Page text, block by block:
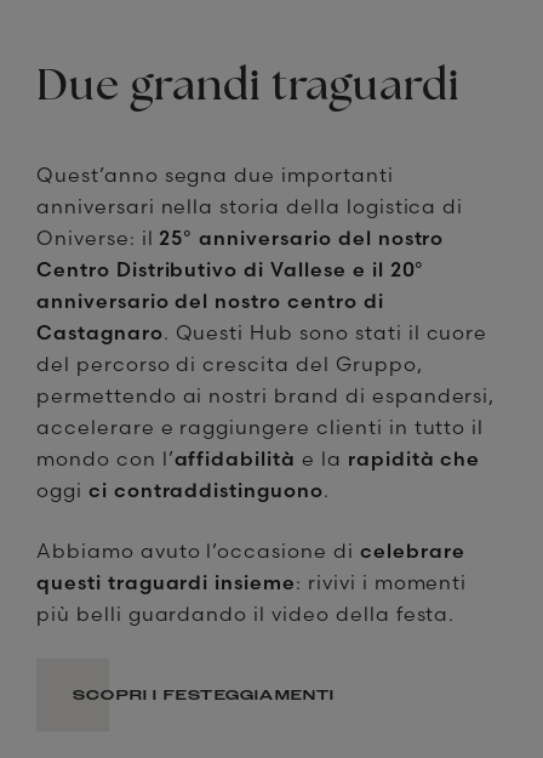
Due grandi traguardi
Quest’anno segna due importanti
anniversari nella storia della logistica di
Oniverse: il25° anniversario del nostro
Centro Distributivo di Vallese e il 20°
anniversario del nostro centro di
Castagnaro. Questi Hub sono stati il cuore
del percorso di crescita del Gruppo,
permettendo ai nostri brand di espandersi,
accelerare e raggiungere clienti in tutto il
mondo con l’affidabilità e la rapidità che
oggi ci contraddistinguono.
Abbiamo avuto l’occasione di celebrare
questi traguardi insieme: rivivi i momenti
più belli guardando il video della festa.
SCOPRI I FESTEGGIAMENTI